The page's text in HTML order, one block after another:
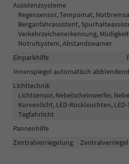
Assistenzsysteme
Regensensor, Tempomat,
Berganfahrassistent,
Verkehrzeichenerkennung,
Notrufsystem, Abstandswarner
Einparkhilfe
Innenspiegel automatisch abblendend
Lichttechnik
Lichtsensor, Nebelscheinwerfer,
Kurvenlicht, LED-Rückleuchten,
Tagfahrlicht
Pannenhilfe
Zentralverriegelung